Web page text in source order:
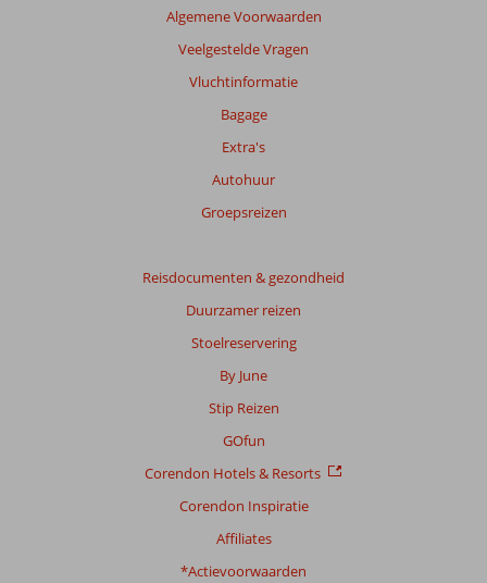
Algemene Voorwaarden
Veelgestelde Vragen
Vluchtinformatie
Bagage
Extra's
Autohuur
Groepsreizen
Reisdocumenten & gezondheid
Duurzamer reizen
Stoelreservering
By June
Stip Reizen
GOfun
Corendon Hotels & Resorts
Corendon Inspiratie
Affiliates
*Actievoorwaarden